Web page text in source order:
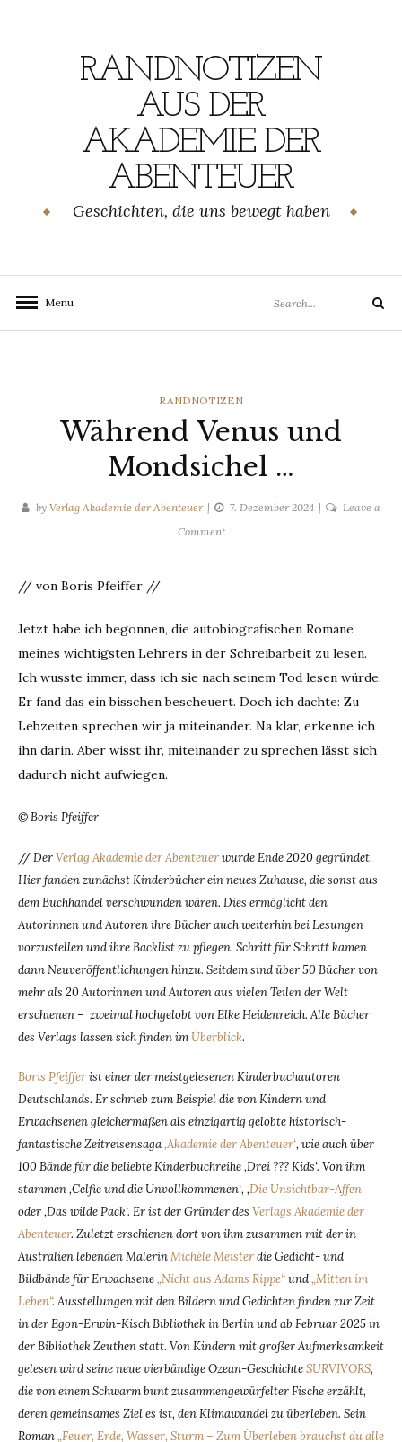
RANDNOTIZEN
AUS DER
AKADEMIE DER
ABENTEUER
Geschichten, die uns bewegt haben
Menu
for:
Search
CATEGORIES
RANDNOTIZEN
Während Venus und
Mondsichel …
by Verlag Akademie der Abenteuer 7. Dezember 2024
Leave a
Commenton
…
// von Boris Pfeiffer //
Jetzt habe ich begonnen, die autobiografischen Romane
meines wichtigsten Lehrers in der Schreibarbeit zu lesen.
Ich wusste immer, dass ich sie nach seinem Tod lesen würde.
Er fand das ein bisschen bescheuert. Doch ich dachte: Zu
Lebzeiten sprechen wir ja miteinander. Na klar, erkenne ich
ihn darin. Aber wisst ihr, miteinander zu sprechen lässt sich
dadurch nicht aufwiegen.
© Boris Pfeiffer
//DerVerlag Akademie der Abenteuerwurde Ende 2020 gegründet.
Hier fanden zunächst Kinderbücher ein neues Zuhause, die sonst aus
dem Buchhandel verschwunden wären. Dies ermöglicht den
Autorinnen und Autoren ihre Bücher auch weiterhin bei Lesungen
vorzustellen und ihre Backlist zu pflegen. Schritt für Schritt kamen
dann Neuveröffentlichungen hinzu. Seitdem sind über 50 Bücher von
mehr als 20 Autorinnen und Autoren aus vielen Teilen der Welt
erschienen – zweimal hochgelobt von Elke Heidenreich. Alle Bücher
des Verlags lassen sich finden imÜberblick.
Boris Pfeifferist einer der meistgelesenen Kinderbuchautoren
Deutschlands. Er schrieb zum Beispiel die von Kindern und
Erwachsenen gleichermaßen als einzigartig gelobte historisch-
fantastische Zeitreisensaga‚Akademie der Abenteuer‘, wie auch über
100 Bände für die beliebte Kinderbuchreihe ‚Drei ??? Kids‘. Von ihm
stammen ‚Celfie und die Unvollkommenen‘, ‚Die Unsichtbar-Affen
oder ‚Das wilde Pack‘. Er ist der Gründer des Verlags Akademie der
Abenteuer. Zuletzt erschienen dort von ihm zusammen mit der in
Australien lebenden MalerinMichèle Meisterdie Gedicht- und
Bildbände für Erwachsene„Nicht aus Adams Rippe“und„Mitten im
Leben“. Ausstellungen mit den Bildern und Gedichten finden zur Zeit
in der Egon-Erwin-Kisch Bibliothek in Berlin und ab Februar 2025 in
der Bibliothek Zeuthen statt. Von Kindern mit großer Aufmerksamkeit
gelesen wird seine neue vierbändige Ozean-GeschichteSURVIVORS,
die von einem Schwarm bunt zusammengewürfelter Fische erzählt,
deren gemeinsames Ziel es ist, den Klimawandel zu überleben. Sein
Roman„Feuer, Erde, Wasser, Sturm – Zum Überleben brauchst du alle